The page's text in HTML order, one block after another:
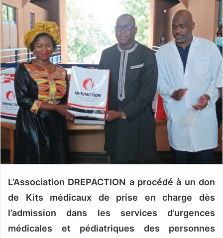
y
e
r
u
n
o
u
r
r
i
L’Association DREPACTION a procédé à un don
de Kits médicaux de prise en charge dès
l’admission dans les services d’urgences
médicales et pédiatriques des personnes